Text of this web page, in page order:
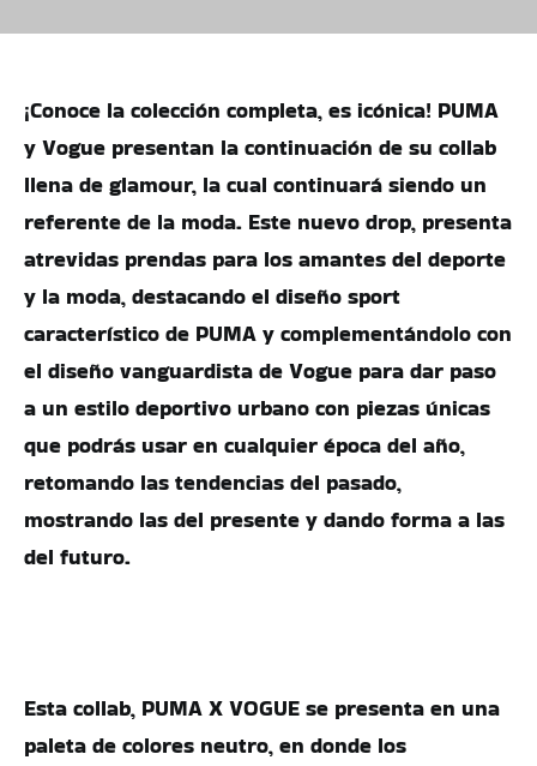
¡Conoce la colección completa, es icónica! PUMA
y Vogue presentan la continuación de su collab
llena de glamour, la cual continuará siendo un
referente de la moda. Este nuevo drop, presenta
atrevidas prendas para los amantes del deporte
y la moda, destacando el diseño sport
característico de PUMA y complementándolo con
el diseño vanguardista de Vogue para dar paso
a un estilo deportivo urbano con piezas únicas
que podrás usar en cualquier época del año,
retomando las tendencias del pasado,
mostrando las del presente y dando forma a las
del futuro.
Esta collab, PUMA X VOGUE se presenta en una
paleta de colores neutro, en donde los